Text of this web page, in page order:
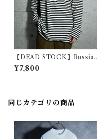
【DEAD STOCK】Russian
Army Border Long Sleeve
T-shirts ロシア軍 ボーダー
¥7,800
同じカテゴリの商品